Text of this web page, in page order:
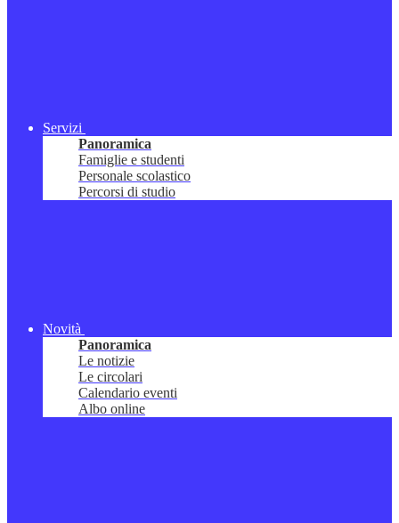
Servizi
Panoramica
Famiglie e studenti
Personale scolastico
Percorsi di studio
Novità
Panoramica
Le notizie
Le circolari
Calendario eventi
Albo online